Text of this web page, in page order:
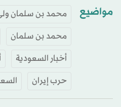
مواضيع
محمد بن سلمان
محمد بن سلمان
أخبار السعودية
حرب إيران